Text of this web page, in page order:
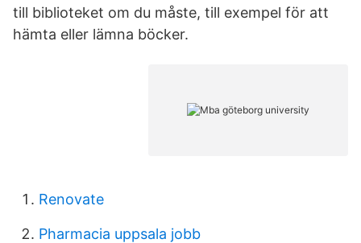
till biblioteket om du måste, till exempel för att
hämta eller lämna böcker.
Renovate
Pharmacia uppsala jobb